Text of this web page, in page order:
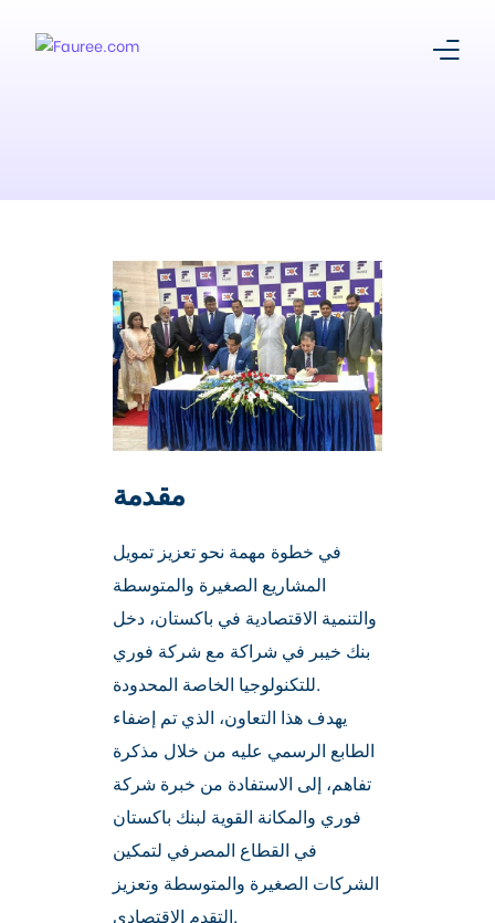
Our Story
Platform
Products
Media Centre
Register With Us
Careersمقدمة
في خطوة مهمة نحو تعزيز تمويل
المشاريع الصغيرة والمتوسطة
والتنمية الاقتصادية في باكستان، دخل
بنك خيبر في شراكة مع شركة فوري
للتكنولوجيا الخاصة المحدودة.
يهدف هذا التعاون، الذي تم إضفاء
الطابع الرسمي عليه من خلال مذكرة
تفاهم، إلى الاستفادة من خبرة شركة
فوري والمكانة القوية لبنك باكستان
في القطاع المصرفي لتمكين
الشركات الصغيرة والمتوسطة وتعزيز
التقدم الاقتصادي.